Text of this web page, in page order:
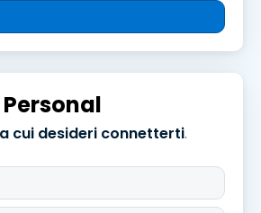
a cui desideri connetterti.